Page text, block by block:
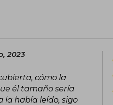
y ciencia ficción para
como una voz
2023
cómo la
él tamaño sería
la había leído, sigo